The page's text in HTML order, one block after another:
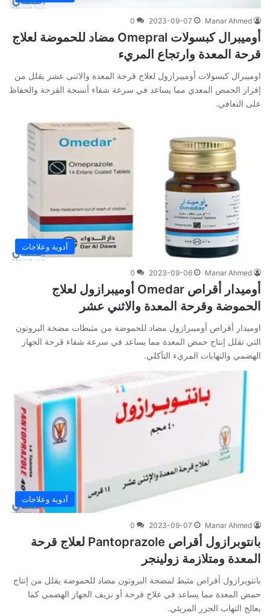
Manar Ahmed
2023-09-07
0
أوميبرال كبسولات Omepral مضاد للحموضة لعلاج
قرحة المعدة وارتجاع المريء
اوميبرال كبسولات أوميبرازول لعلاج قرحة المعدة والاثنى عشر يقلل من
إفراز الحمض المعدي مما يساعد في سرعة شفاء أنسجة القرحة والحفاظ
على التعافي.
أدوية وعلاجات
Manar Ahmed
2023-09-06
0
أوميدار أقراص Omedar أوميبرازول لعلاج
الحموضة وقرحة المعدة والاثني عشر
اوميدار أقراص أوميبرازول مضاد للحموضة من مثبطات مضخة البروتون
التي تقلل إنتاج حمض المعدة مما يساعد في سرعة شفاء قرحة الجهاز
الهضمي والتهابات المريء التآكلي.
أدوية وعلاجات
Manar Ahmed
2023-09-07
0
بانتوبرازول أقراص Pantoprazole لعلاج قرحة
المعدة ومتلازمة زولينجر
بانتوبرازول أقراص مثبط لمضخة البروتون مضاد للحموضة يقلل من إنتاج
حمض المعدة مما يساعد في علاج قرحة أو نزيف الجهاز الهضمي كما
يعالج التهاب الجزر المريئي.